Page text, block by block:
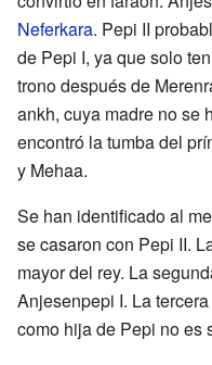
Neferkara. Pepi II
de Pepi I, ya que solo
trono después de
ankh, cuya madre no se
encontró la tumba del
y Mehaa.
Se han identificado al
se casaron con Pepi II.
mayor del rey. La
Anjesenpepi I. La
como hija de Pepi no es